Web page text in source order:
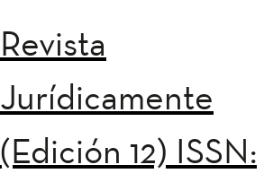
Revista
Jurídicamente
(Edición 12) ISSN: